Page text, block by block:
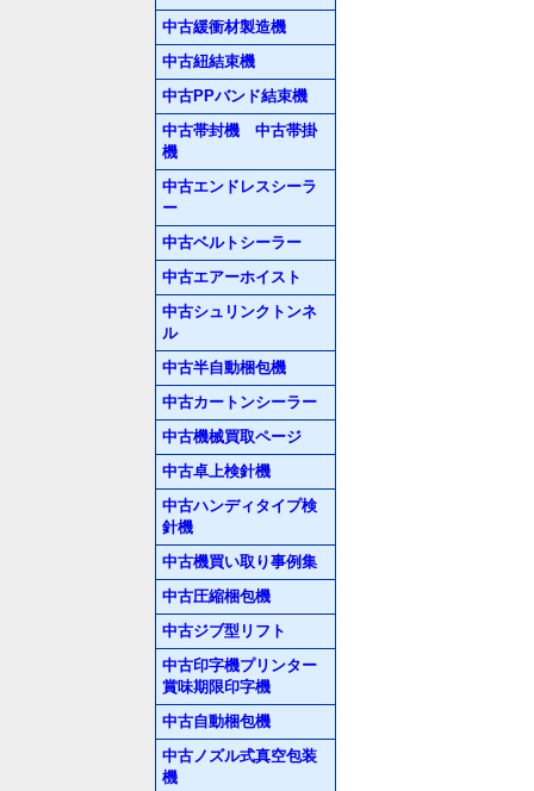
中古緩衝材製造機
中古紐結束機
中古PPバンド結束機
中古帯封機 中古帯掛
機
中古エンドレスシーラ
ー
中古ベルトシーラー
中古エアーホイスト
中古シュリンクトンネ
ル
中古半自動梱包機
中古カートンシーラー
中古機械買取ページ
中古卓上検針機
中古ハンディタイプ検
針機
中古機買い取り事例集
中古圧縮梱包機
中古ジブ型リフト
中古印字機プリンター
賞味期限印字機
中古自動梱包機
中古ノズル式真空包装
機